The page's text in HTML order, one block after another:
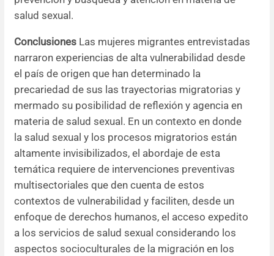
salud sexual.
Conclusiones Las mujeres migrantes entrevistadas
narraron experiencias de alta vulnerabilidad desde
el país de origen que han determinado la
precariedad de sus las trayectorias migratorias y
mermado su posibilidad de reflexión y agencia en
materia de salud sexual. En un contexto en donde
la salud sexual y los procesos migratorios están
altamente invisibilizados, el abordaje de esta
temática requiere de intervenciones preventivas
multisectoriales que den cuenta de estos
contextos de vulnerabilidad y faciliten, desde un
enfoque de derechos humanos, el acceso expedito
a los servicios de salud sexual considerando los
aspectos socioculturales de la migración en los